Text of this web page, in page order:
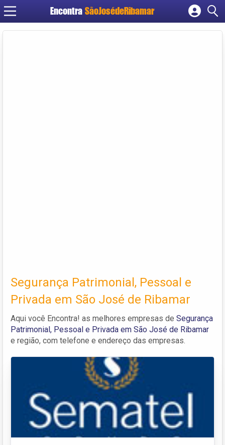
Encontra SãoJosédeRibamar
Cadastrar empresa
Segurança Patrimonial, Pessoal e
Privada em São José de Ribamar
Aqui você Encontra! as melhores empresas de Segurança
Patrimonial, Pessoal e Privada em São José de Ribamar
e região, com telefone e endereço das empresas.